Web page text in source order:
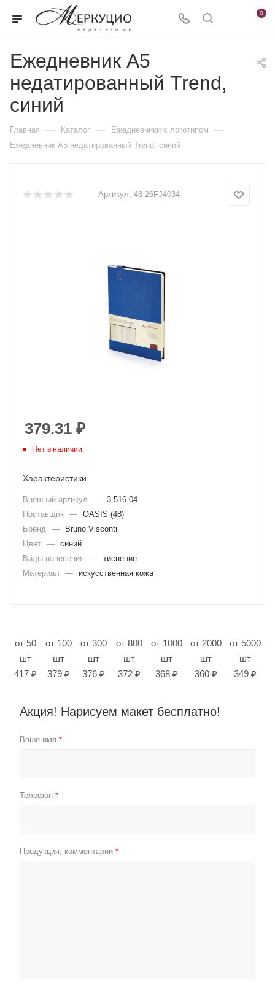
0
Ежедневник А5
недатированный Trend,
синий
Главная — Каталог — Ежедневники c логотипом —
Ежедневник А5 недатированный Trend, синий
Артикул: 48-26FJ4034
379.31 ₽
Нет в наличии
Характеристики
Внешний артикул — 3-516.04
Поставщик — OASIS (48)
Бренд
—
Bruno Visconti
Цвет — синий
Виды нанесения
— тиснение
Материал
— искусственная кожа
от 50
шт
417 ₽
от 100
шт
379 ₽
от 300
шт
376 ₽
от 800
шт
372 ₽
от 1000
шт
368 ₽
от 2000
шт
360 ₽
от 5000
шт
349 ₽
Акция! Нарисуем макет бесплатно!
Ваше имя *
Телефон *
Продукция, комментарии *